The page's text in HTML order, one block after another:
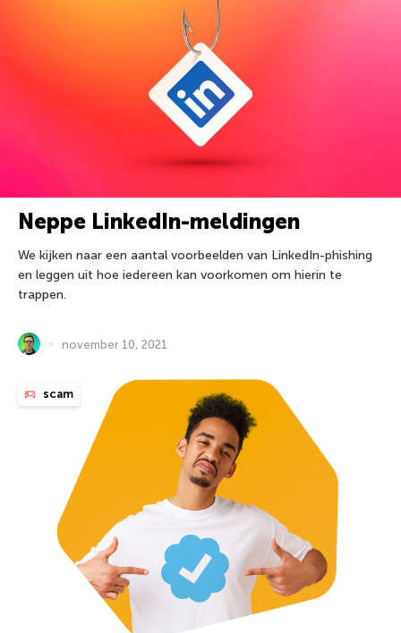
Neppe LinkedIn-meldingen
We kijken naar een aantal voorbeelden van LinkedIn-phishing
en leggen uit hoe iedereen kan voorkomen om hierin te
trappen.
november 10, 2021
scam